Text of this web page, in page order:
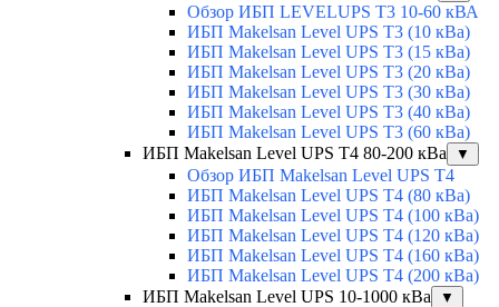
Обзор ИБП LEVELUPS T3 10-60 кВА
ИБП Makelsan Level UPS T3 (10 кВа)
ИБП Makelsan Level UPS T3 (15 кВа)
ИБП Makelsan Level UPS T3 (20 кВа)
ИБП Makelsan Level UPS T3 (30 кВа)
ИБП Makelsan Level UPS T3 (40 кВа)
ИБП Makelsan Level UPS T3 (60 кВа)
ИБП Makelsan Level UPS T4 80-200 кВа
▼
Обзор ИБП Makelsan Level UPS T4
ИБП Makelsan Level UPS T4 (80 кВа)
ИБП Makelsan Level UPS T4 (100 кВа)
ИБП Makelsan Level UPS T4 (120 кВа)
ИБП Makelsan Level UPS T4 (160 кВа)
ИБП Makelsan Level UPS T4 (200 кВа)
ИБП Makelsan Level UPS 10-1000 кВа
▼